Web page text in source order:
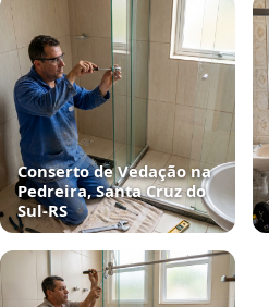
Conserto de Vedação na
Pedreira, Santa Cruz do
Sul‑RS